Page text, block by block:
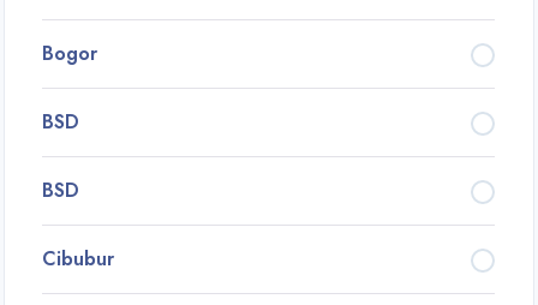
Bogor
BSD
BSD
Cibubur